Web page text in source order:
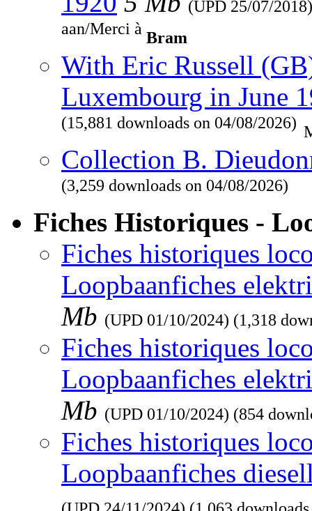
(UPD 25/07/2018
aan/Merci à Bram
With Eric Russell
Luxembourg in June
(15,881 downloads on 04/08/2026)
Collection B.
(3,259 downloads on 04/08/2026)
Fiches Historiques -
Fiches historiques
Loopbaanfiches
Mb (UPD 01/10/2024) (1,318
Fiches historiques
Loopbaanfiches
Mb (UPD 01/10/2024) (854
Fiches historiques
Loopbaanfiches